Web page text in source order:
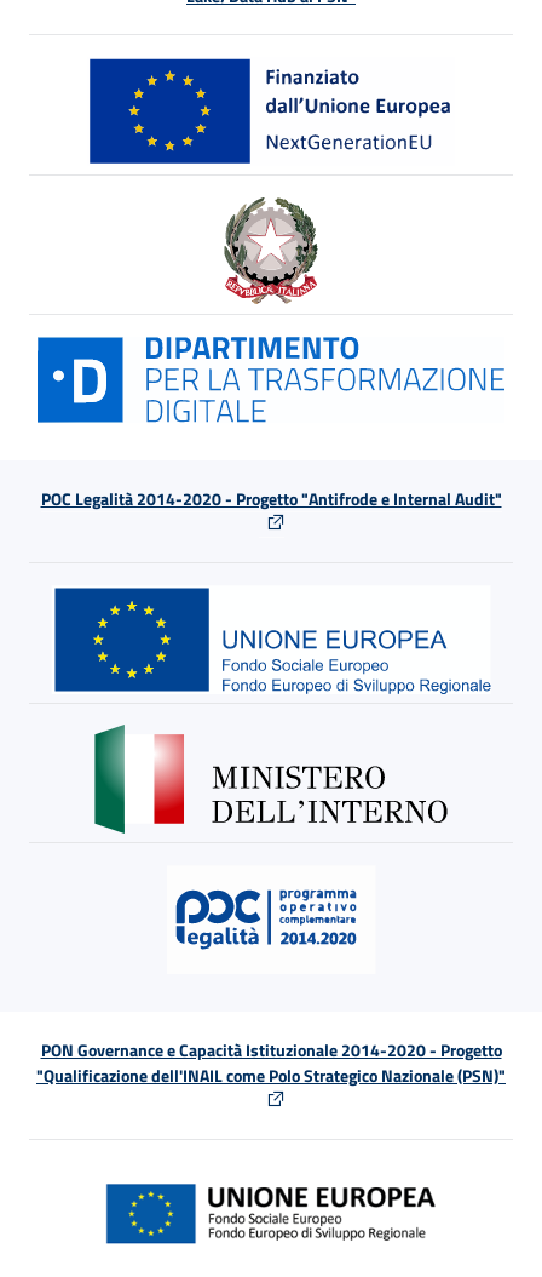
POC Legalità 2014-2020 - Progetto "Antifrode e Internal Audit"
PON Governance e Capacità Istituzionale 2014-2020 - Progetto
"Qualificazione dell'INAIL come Polo Strategico Nazionale (PSN)"